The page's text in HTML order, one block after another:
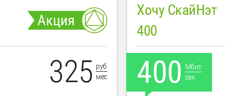
Акция
325 руб
мес
Хочу СкайНэт
400
400 Мбит
сек